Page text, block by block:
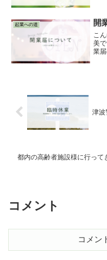
使
る
起業への道 開
こ
美
業
津波
都内の高齢者施設様に行って
コメント
コメン